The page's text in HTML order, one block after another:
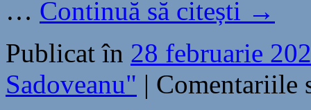
… Continuă să citești →
Publicat în 28 februarie
Sadoveanu" | Comentariile